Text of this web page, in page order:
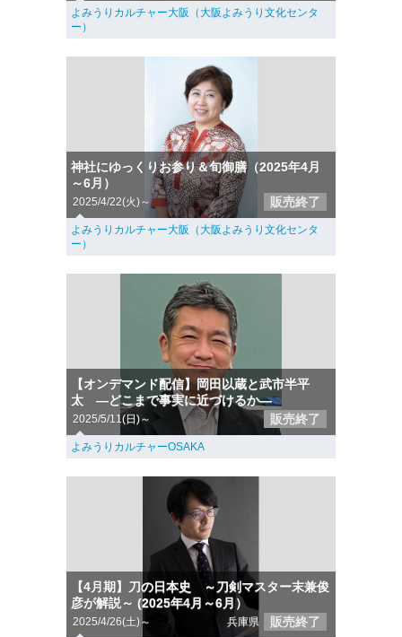
よみうりカルチャー大阪（大阪よみうり文化センタ
ー）
神社にゆっくりお参り＆旬御膳（2025年4月
～6月）
2025/4/22(火)～ 販売終了
よみうりカルチャー大阪（大阪よみうり文化センタ
ー）
【オンデマンド配信】岡田以蔵と武市半平
太 ―どこまで事実に近づけるか―
2025/5/11(日)～ 販売終了
よみうりカルチャーOSAKA
【4月期】刀の日本史 ～刀剣マスター末兼俊
彦が解説～ (2025年4月～6月）
2025/4/26(土)～ 兵庫県 販売終了